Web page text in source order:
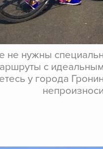
не нужны
с
у города